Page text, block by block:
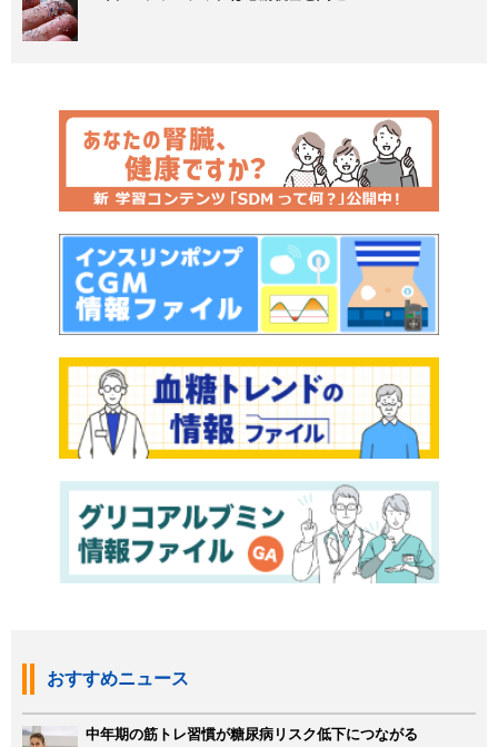
おすすめニュース
中年期の筋トレ習慣が糖尿病リスク低下につながる